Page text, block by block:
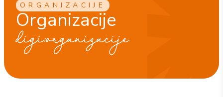
ORGANIZACIJE
Organizacije
digi:organizacije